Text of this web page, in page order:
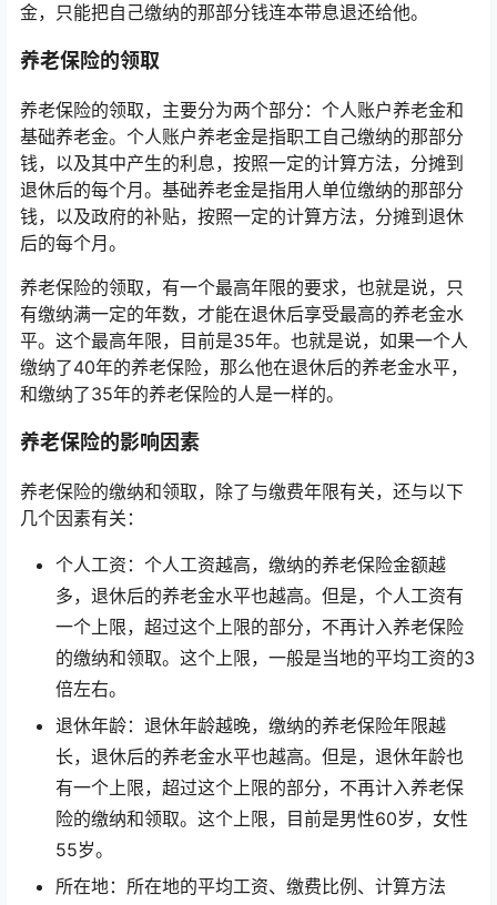
金，只能把自己缴纳的那部分钱连本带息退还给他。
养老保险的领取
养老保险的领取，主要分为两个部分：个人账户养老金和
基础养老金。个人账户养老金是指职工自己缴纳的那部分
钱，以及其中产生的利息，按照一定的计算方法，分摊到
退休后的每个月。基础养老金是指用人单位缴纳的那部分
钱，以及政府的补贴，按照一定的计算方法，分摊到退休
后的每个月。
养老保险的领取，有一个最高年限的要求，也就是说，只
有缴纳满一定的年数，才能在退休后享受最高的养老金水
平。这个最高年限，目前是35年。也就是说，如果一个人
缴纳了40年的养老保险，那么他在退休后的养老金水平，
和缴纳了35年的养老保险的人是一样的。
养老保险的影响因素
养老保险的缴纳和领取，除了与缴费年限有关，还与以下
几个因素有关：
个人工资：个人工资越高，缴纳的养老保险金额越
多，退休后的养老金水平也越高。但是，个人工资有
一个上限，超过这个上限的部分，不再计入养老保险
的缴纳和领取。这个上限，一般是当地的平均工资的3
倍左右。
退休年龄：退休年龄越晚，缴纳的养老保险年限越
长，退休后的养老金水平也越高。但是，退休年龄也
有一个上限，超过这个上限的部分，不再计入养老保
险的缴纳和领取。这个上限，目前是男性60岁，女性
55岁。
所在地：所在地的平均工资、缴费比例、计算方法